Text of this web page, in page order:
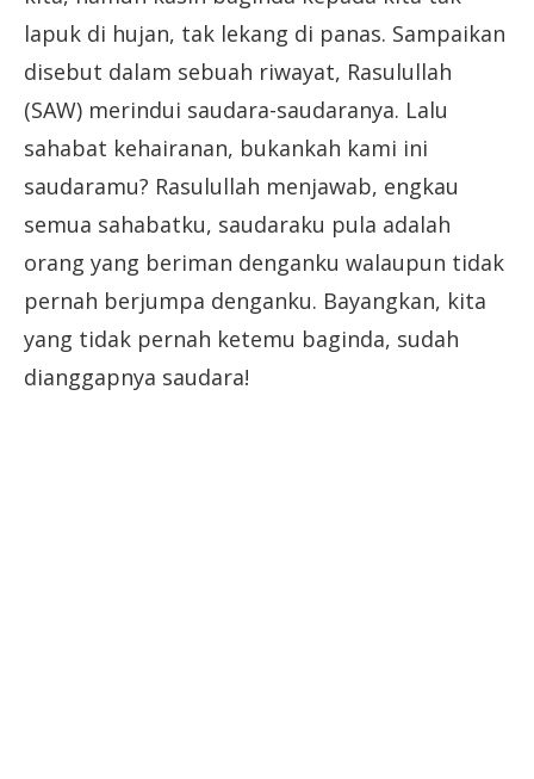
lapuk di hujan, tak lekang di panas. Sampaikan
disebut dalam sebuah riwayat, Rasulullah
(SAW) merindui saudara-saudaranya. Lalu
sahabat kehairanan, bukankah kami ini
saudaramu? Rasulullah menjawab, engkau
semua sahabatku, saudaraku pula adalah
orang yang beriman denganku walaupun tidak
pernah berjumpa denganku. Bayangkan, kita
yang tidak pernah ketemu baginda, sudah
dianggapnya saudara!